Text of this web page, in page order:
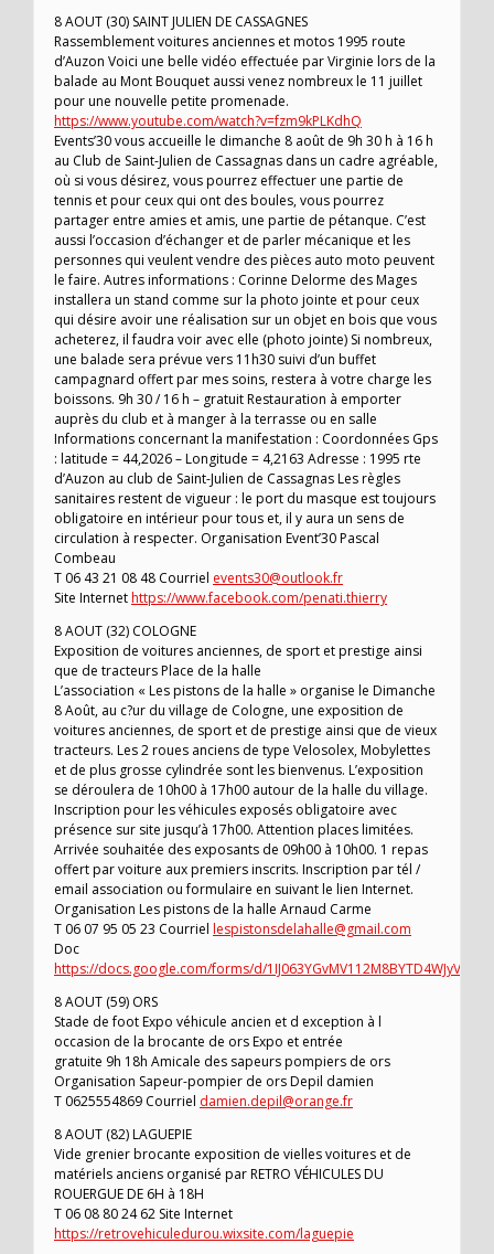
8 AOUT (30) SAINT JULIEN DE CASSAGNES
Rassemblement voitures anciennes et motos 1995 route
d’Auzon Voici une belle vidéo effectuée par Virginie lors de la
balade au Mont Bouquet aussi venez nombreux le 11 juillet
pour une nouvelle petite promenade.
https://www.youtube.com/watch?v=fzm9kPLKdhQ
Events’30 vous accueille le dimanche 8 août de 9h 30 h à 16 h
au Club de Saint-Julien de Cassagnas dans un cadre agréable,
où si vous désirez, vous pourrez effectuer une partie de
tennis et pour ceux qui ont des boules, vous pourrez
partager entre amies et amis, une partie de pétanque. C’est
aussi l’occasion d’échanger et de parler mécanique et les
personnes qui veulent vendre des pièces auto moto peuvent
le faire. Autres informations : Corinne Delorme des Mages
installera un stand comme sur la photo jointe et pour ceux
qui désire avoir une réalisation sur un objet en bois que vous
acheterez, il faudra voir avec elle (photo jointe) Si nombreux,
une balade sera prévue vers 11h30 suivi d’un buffet
campagnard offert par mes soins, restera à votre charge les
boissons. 9h 30 / 16 h – gratuit Restauration à emporter
auprès du club et à manger à la terrasse ou en salle
Informations concernant la manifestation : Coordonnées Gps
: latitude = 44,2026 – Longitude = 4,2163 Adresse : 1995 rte
d’Auzon au club de Saint-Julien de Cassagnas Les règles
sanitaires restent de vigueur : le port du masque est toujours
obligatoire en intérieur pour tous et, il y aura un sens de
circulation à respecter. Organisation Event’30 Pascal
Combeau
T 06 43 21 08 48 Courriel events30@outlook.fr
Site Internethttps://www.facebook.com/penati.thierry
8 AOUT (32) COLOGNE
Exposition de voitures anciennes, de sport et prestige ainsi
que de tracteurs Place de la halle
L’association « Les pistons de la halle » organise le Dimanche
8 Août, au c?ur du village de Cologne, une exposition de
voitures anciennes, de sport et de prestige ainsi que de vieux
tracteurs. Les 2 roues anciens de type Velosolex, Mobylettes
et de plus grosse cylindrée sont les bienvenus. L’exposition
se déroulera de 10h00 à 17h00 autour de la halle du village.
Inscription pour les véhicules exposés obligatoire avec
présence sur site jusqu’à 17h00. Attention places limitées.
Arrivée souhaitée des exposants de 09h00 à 10h00. 1 repas
offert par voiture aux premiers inscrits. Inscription par tél /
email association ou formulaire en suivant le lien Internet.
Organisation Les pistons de la halle Arnaud Carme
T 06 07 95 05 23 Courriel lespistonsdelahalle@gmail.com
Doc
https://docs.google.com/forms/d/
8 AOUT (59) ORS
Stade de foot Expo véhicule ancien et d exception à l
occasion de la brocante de ors Expo et entrée
gratuite 9h 18h Amicale des sapeurs pompiers de ors
Organisation Sapeur-pompier de ors Depil damien
T 0625554869 Courriel damien.depil@orange.fr
8 AOUT (82) LAGUEPIE
Vide grenier brocante exposition de vielles voitures et de
matériels anciens organisé par RETRO VÉHICULES DU
ROUERGUE DE 6H à 18H
T 06 08 80 24 62 Site Internet
https://retrovehiculedurou.wixsite.com/laguepie